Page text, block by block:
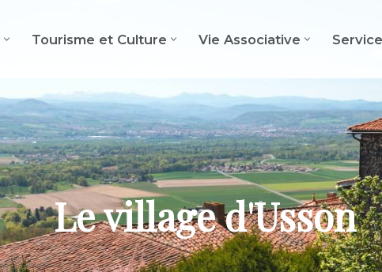
Tourisme et Culture Vie Associative
Le village d'Usson